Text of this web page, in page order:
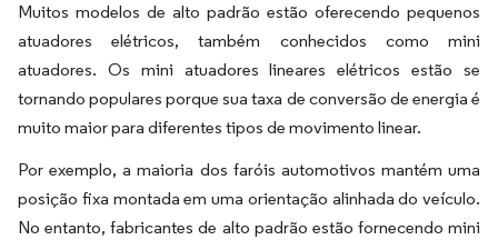
Muitos modelos de alto padrão estão oferecendo pequenos
atuadores elétricos, também conhecidos como mini
atuadores. Os mini atuadores lineares elétricos estão se
tornando populares porque sua taxa de conversão de energia é
muito maior para diferentes tipos de movimento linear.
Por exemplo, a maioria dos faróis automotivos mantém uma
posição fixa montada em uma orientação alinhada do veículo.
No entanto, fabricantes de alto padrão estão fornecendo mini